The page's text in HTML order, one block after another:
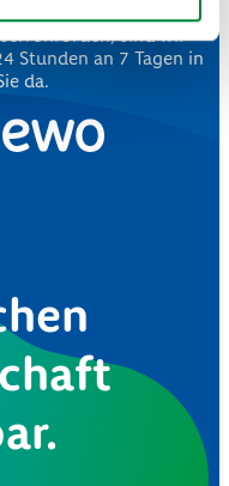
sind wir
Stunden an 7 Tagen in
da.